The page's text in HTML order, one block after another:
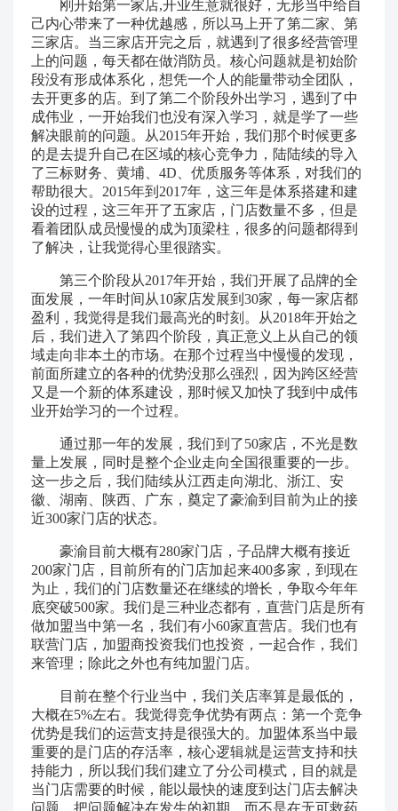
刚开始第一家店,开业生意就很好，无形当中给自
己内心带来了一种优越感，所以马上开了第二家、第
三家店。当三家店开完之后，就遇到了很多经营管理
上的问题，每天都在做消防员。核心问题就是初始阶
段没有形成体系化，想凭一个人的能量带动全团队，
去开更多的店。到了第二个阶段外出学习，遇到了中
成伟业，一开始我们也没有深入学习，就是学了一些
解决眼前的问题。从2015年开始，我们那个时候更多
的是去提升自己在区域的核心竞争力，陆陆续的导入
了三标财务、黄埔、4D、优质服务等体系，对我们的
帮助很大。2015年到2017年，这三年是体系搭建和建
设的过程，这三年开了五家店，门店数量不多，但是
看着团队成员慢慢的成为顶梁柱，很多的问题都得到
了解决，让我觉得心里很踏实。
第三个阶段从2017年开始，我们开展了品牌的全
面发展，一年时间从10家店发展到30家，每一家店都
盈利，我觉得是我们最高光的时刻。从2018年开始之
后，我们进入了第四个阶段，真正意义上从自己的领
域走向非本土的市场。在那个过程当中慢慢的发现，
前面所建立的各种的优势没那么强烈，因为跨区经营
又是一个新的体系建设，那时候又加快了我到中成伟
业开始学习的一个过程。
通过那一年的发展，我们到了50家店，不光是数
量上发展，同时是整个企业走向全国很重要的一步。
这一步之后，我们陆续从江西走向湖北、浙江、安
徽、湖南、陕西、广东，奠定了豪渝到目前为止的接
近300家门店的状态。
豪渝目前大概有280家门店，子品牌大概有接近
200家门店，目前所有的门店加起来400多家，到现在
为止，我们的门店数量还在继续的增长，争取今年年
底突破500家。我们是三种业态都有，直营门店是所有
做加盟当中第一名，我们有小60家直营店。我们也有
联营门店，加盟商投资我们也投资，一起合作，我们
来管理；除此之外也有纯加盟门店。
目前在整个行业当中，我们关店率算是最低的，
大概在5%左右。我觉得竞争优势有两点：第一个竞争
优势是我们的运营支持是很强大的。加盟体系当中最
重要的是门店的存活率，核心逻辑就是运营支持和扶
持能力，所以我们我们建立了分公司模式，目的就是
当门店需要的时候，能以最快的速度到达门店去解决
问题，把问题解决在发生的初期，而不是在无可救药